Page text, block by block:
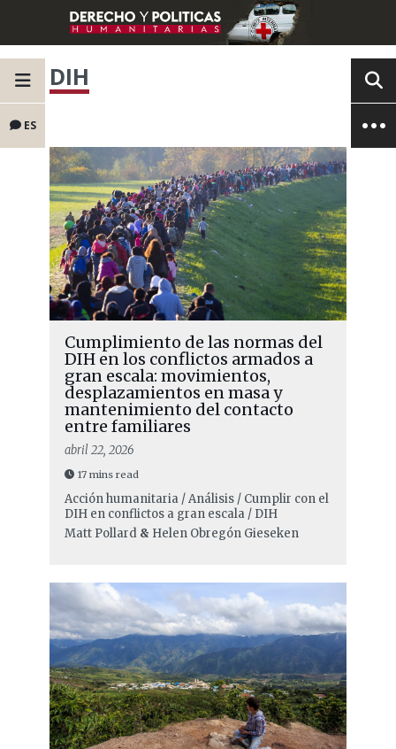
ES
DIH
Cumplimiento de las normas del
DIH en los conflictos armados a
gran escala: movimientos,
desplazamientos en masa y
mantenimiento del contacto
entre familiares
abril 22, 2026
17 mins read
Acción humanitaria / Análisis / Cumplir con el
DIH en conflictos a gran escala / DIH
Matt Pollard& Helen Obregón Gieseken